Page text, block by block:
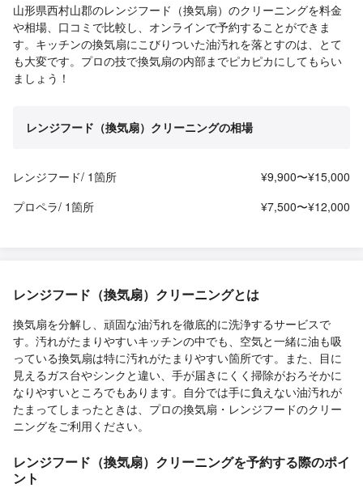
山形県西村山郡のレンジフード（換気扇）のクリーニングを料金
や相場、口コミで比較し、オンラインで予約することができま
す。キッチンの換気扇にこびりついた油汚れを落とすのは、とて
も大変です。プロの技で換気扇の内部までピカピカにしてもらい
ましょう！
レンジフード（換気扇）クリーニングの相場
レンジフード/ 1箇所
¥9,900〜¥15,000
プロペラ/ 1箇所
¥7,500〜¥12,000
レンジフード（換気扇）クリーニングとは
換気扇を分解し、頑固な油汚れを徹底的に洗浄するサービスで
す。汚れがたまりやすいキッチンの中でも、空気と一緒に油も吸
っている換気扇は特に汚れがたまりやすい箇所です。また、目に
見えるガス台やシンクと違い、手が届きにくく掃除がおろそかに
なりやすいところでもあります。自分では手に負えない油汚れが
たまってしまったときは、プロの換気扇・レンジフードのクリー
ニングをご利用ください。
レンジフード（換気扇）クリーニングを予約する際のポイ
ント